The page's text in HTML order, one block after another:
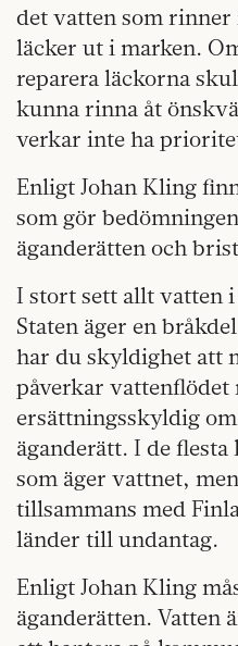
det vatten som
läcker ut i marken.
reparera läckorna
kunna rinna åt
verkar inte ha
Enligt Johan Kling
som gör
äganderätten och
I stort sett allt vatten
Staten äger en
har du skyldighet att
påverkar
ersättningsskyldig
äganderätt. I de
som äger vattnet,
tillsammans med
länder till undantag.
Enligt Johan Kling
äganderätten. Vatten